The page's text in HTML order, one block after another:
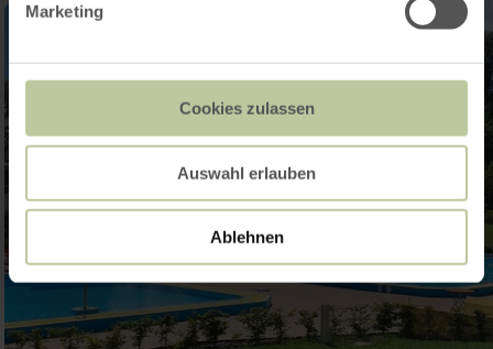
Marketing
Cookies zulassen
Auswahl erlauben
Ablehnen